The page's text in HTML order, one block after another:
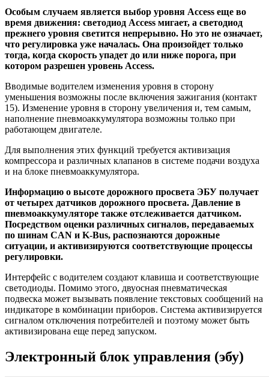
Особым случаем является выбор уровня Access еще во
время движения: светодиод Access мигает, а светодиод
прежнего уровня светится непрерывно. Но это не означает,
что регулировка уже началась. Она произойдет только
тогда, когда скорость упадет до или ниже порога, при
котором разрешен уровень Access.
Вводимые водителем изменения уровня в сторону
уменьшения возможны после включения зажигания (контакт
15). Изменение уровня в сторону увеличения и, тем самым,
наполнение пневмоаккумулятора возможны только при
работающем двигателе.
Для выполнения этих функций требуется активизация
компрессора и различных клапанов в системе подачи воздуха
и на блоке пневмоаккумулятора.
Информацию о высоте дорожного просвета ЭБУ получает
от четырех датчиков дорожного просвета. Давление в
пневмоаккумуляторе также отслеживается датчиком.
Посредством оценки различных сигналов, передаваемых
по шинам CAN и K-Bus, распознаются дорожные
ситуации, и активизируются соответствующие процессы
регулировки.
Интерфейс с водителем создают клавиша и соответствующие
светодиоды. Помимо этого, двуосная пневматическая
подвеска может вызывать появление текстовых сообщений на
индикаторе в комбинации приборов. Система активизируется
сигналом отключения потребителей и поэтому может быть
активизирована еще перед запуском.
Электронный блок управления (эбу)